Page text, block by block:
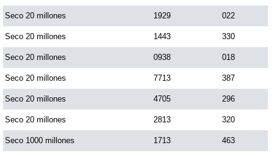
Seco 20 millones 1929 022
Seco 20 millones 1443 330
Seco 20 millones 0938 018
Seco 20 millones 7713 387
Seco 20 millones 4705 296
Seco 20 millones 2813 320
Seco 1000 millones 1713 463